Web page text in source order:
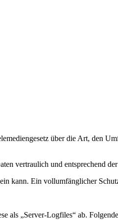
über die Art, den
vertraulich und entsprechend
kann. Ein vollumfänglicher
als „Server-Logfiles“ ab.